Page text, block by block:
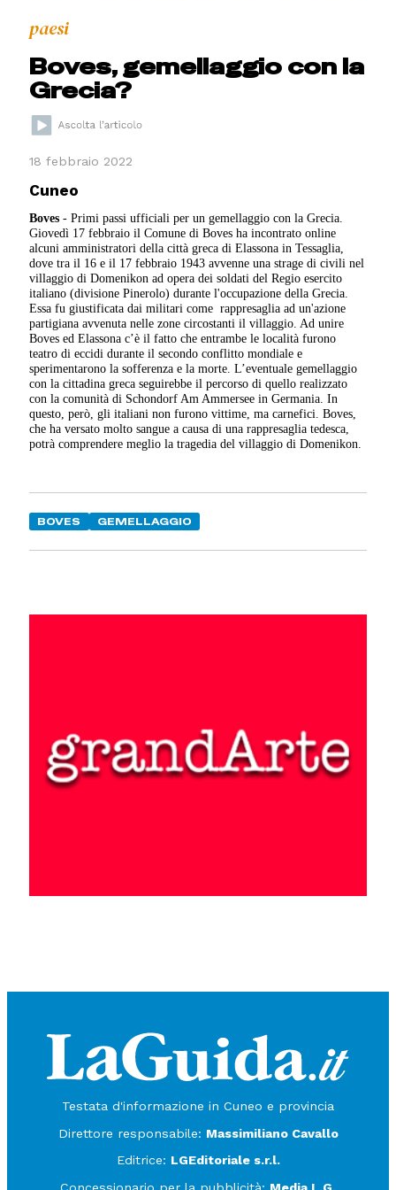
paesi
Boves, gemellaggio con la
Grecia?
18 febbraio 2022
Cuneo
Boves - Primi passi ufficiali per un gemellaggio con la Grecia.
Giovedì 17 febbraio il Comune di Boves ha incontrato online
alcuni amministratori della città greca di Elassona in Tessaglia,
dove tra il 16 e il 17 febbraio 1943 avvenne una strage di civili nel
villaggio di Domenikon ad opera dei soldati del Regio esercito
italiano (divisione Pinerolo) durante l'occupazione della Grecia.
Essa fu giustificata dai militari come rappresaglia ad un'azione
partigiana avvenuta nelle zone circostanti il villaggio. Ad unire
Boves ed Elassona c’è il fatto che entrambe le località furono
teatro di eccidi durante il secondo conflitto mondiale e
sperimentarono la sofferenza e la morte. L’eventuale gemellaggio
con la cittadina greca seguirebbe il percorso di quello realizzato
con la comunità di Schondorf Am Ammersee in Germania. In
questo, però, gli italiani non furono vittime, ma carnefici. Boves,
che ha versato molto sangue a causa di una rappresaglia tedesca,
potrà comprendere meglio la tragedia del villaggio di Domenikon.
BOVES GEMELLAGGIO
Testata d'informazione in Cuneo e provincia
Direttore responsabile: Massimiliano Cavallo
Editrice: LGEditoriale s.r.l.
Concessionario per la pubblicità: Media L.G.